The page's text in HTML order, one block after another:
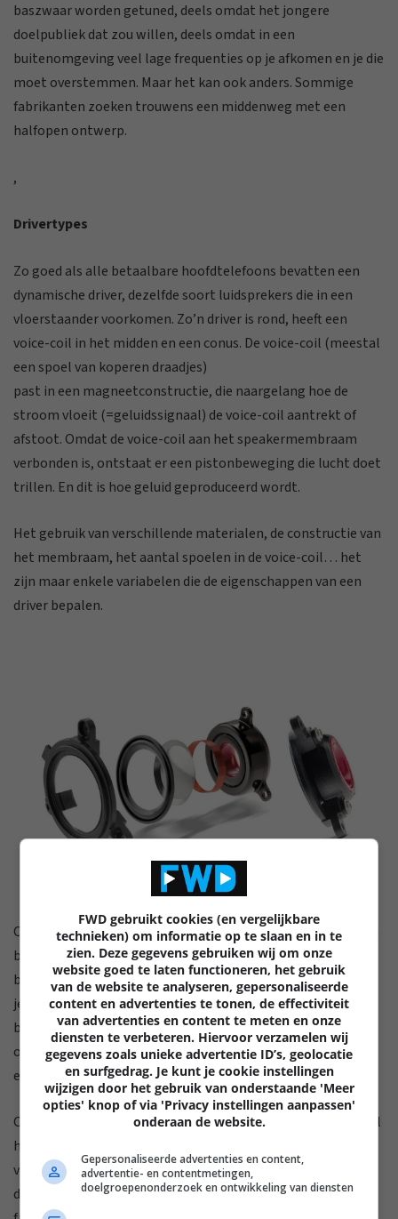
baszwaar worden getuned, deels omdat het jongere
doelpubliek dat zou willen, deels omdat in een
buitenomgeving veel lage frequenties op je afkomen en je die
moet overstemmen. Maar het kan ook anders. Sommige
fabrikanten zoeken trouwens een middenweg met een
halfopen ontwerp.
,
Drivertypes
Zo goed als alle betaalbare hoofdtelefoons bevatten een
dynamische driver, dezelfde soort luidsprekers die in een
vloerstaander voorkomen. Zo’n driver is rond, heeft een
voice-coil in het midden en een conus. De voice-coil (meestal
een spoel van koperen draadjes)
past in een magneetconstructie, die naargelang hoe de
stroom vloeit (=geluidssignaal) de voice-coil aantrekt of
afstoot. Omdat de voice-coil aan het speakermembraam
verbonden is, ontstaat er een pistonbeweging die lucht doet
trillen. En dit is hoe geluid geproduceerd wordt.
Het gebruik van verschillende materialen, de constructie van
het membraam, het aantal spoelen in de voice-coil… het
zijn maar enkele variabelen die de eigenschappen van een
driver bepalen.
Om één voorbeeld te geven: het drivermembraam zal bij een
betere driver voor een hoofdtelefoon groeven of plooien
bevatten, zodat de pistonbeweging zo puur mogelijk is. Doe
je dat niet, dan ontstaan bijkomende oscillerende
bewegingen (breakup of ongewenste frequentiepieken)
omdat het materiaal zich moet uitrekken. Kortom, het is
een complexe materie waar veel onderzoek over bestaat.
Overigens, de drivers in een hoofdtelefoon zijn technisch wel
hetzelfde als die in je vloerstaanders, maar er zijn ook wat
verschillen. Zo hebben de meeste luidsprekers een twee- of
drie-wegontwerp, waarbij elke driver slechts een bepaald
FWD gebruikt cookies (en vergelijkbare
technieken) om informatie op te slaan en in te
zien. Deze gegevens gebruiken wij om onze
website goed te laten functioneren, het gebruik
van de website te analyseren, gepersonaliseerde
content en advertenties te tonen, de effectiviteit
van advertenties en content te meten en onze
diensten te verbeteren. Hiervoor verzamelen wij
gegevens zoals unieke advertentie ID’s, geolocatie
en surfgedrag. Je kunt je cookie instellingen
wijzigen door het gebruik van onderstaande 'Meer
opties' knop of via 'Privacy instellingen aanpassen'
onderaan de website.
Gepersonaliseerde advertenties en content,
advertentie- en contentmetingen,
doelgroepenonderzoek en ontwikkeling van diensten